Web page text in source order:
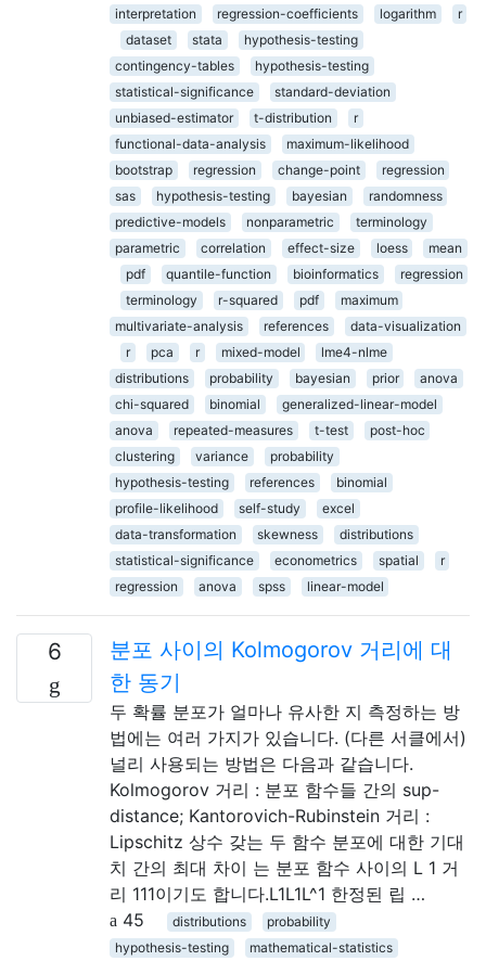
interpretation
regression-coefficients logarithm
r
dataset
stata
hypothesis-testing
contingency-tables
hypothesis-testing
statistical-significance
standard-deviation
unbiased-estimator
t-distribution
r
functional-data-analysis
maximum-likelihood
bootstrap
regression change-point
regression
sas
hypothesis-testing bayesian
randomness
predictive-models
nonparametric
terminology
parametric
correlation effect-size loess
mean
pdf
quantile-function bioinformatics
regression
terminology
r-squared pdf
maximum
multivariate-analysis
references
data-visualization
r
pca r mixed-model
lme4-nlme
distributions
probability bayesian prior
anova
chi-squared
binomial
generalized-linear-model
anova
repeated-measures t-test
post-hoc
clustering
variance
probability
hypothesis-testing
references
binomial
profile-likelihood
self-study
excel
data-transformation
skewness
distributions
statistical-significance
econometrics spatial
r
regression
anova spss linear-model
6
분포 사이의 Kolmogorov 거리에 대
한 동기
두 확률 분포가 얼마나 유사한 지 측정하는 방
법에는 여러 가지가 있습니다. (다른 서클에서)
널리 사용되는 방법은 다음과 같습니다.
Kolmogorov 거리 : 분포 함수들 간의 sup-
distance; Kantorovich-Rubinstein 거리 :
Lipschitz 상수 갖는 두 함수 분포에 대한 기대
치 간의 최대 차이 는 분포 함수 사이의 L 1 거
리 111이기도 합니다.L1L1L^1 한정된 립 …
45
distributions
probability
hypothesis-testing
mathematical-statistics